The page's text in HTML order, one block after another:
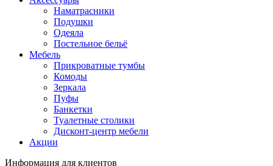
Наматрасники
Подушки
Одеяла
Постельное бельё
Мебель
Прикроватные тумбы
Комоды
Зеркала
Пуфы
Банкетки
Туалетные столики
Дисконт-центр мебели
Акции
Информация для клиентов